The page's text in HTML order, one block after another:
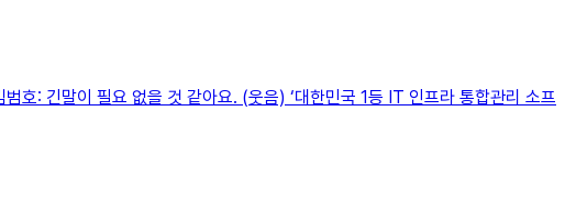
호: 긴말이 필요 없을 것 같아요. (웃음) ‘대한민국 1등 IT 인프라 통합관리 소프